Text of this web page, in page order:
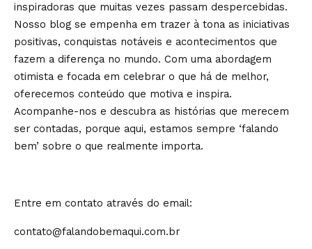
inspiradoras que muitas vezes passam despercebidas.
Nosso blog se empenha em trazer à tona as iniciativas
positivas, conquistas notáveis e acontecimentos que
fazem a diferença no mundo. Com uma abordagem
otimista e focada em celebrar o que há de melhor,
oferecemos conteúdo que motiva e inspira.
Acompanhe-nos e descubra as histórias que merecem
ser contadas, porque aqui, estamos sempre ‘falando
bem’ sobre o que realmente importa.
Entre em contato através do email:
contato@falandobemaqui.com.br